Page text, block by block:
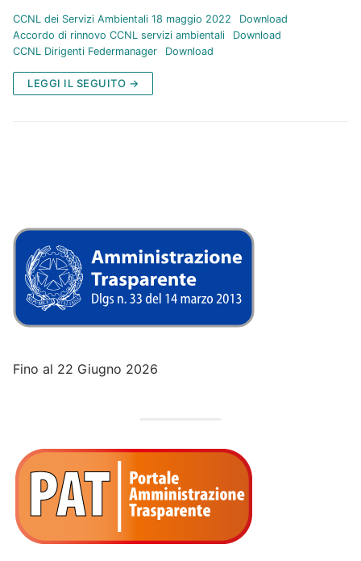
CCNL dei Servizi Ambientali 18 maggio 2022
Download
Accordo di rinnovo CCNL servizi ambientali
Download
CCNL Dirigenti Federmanager
Download
LEGGI IL SEGUITO →
Fino al 22 Giugno 2026